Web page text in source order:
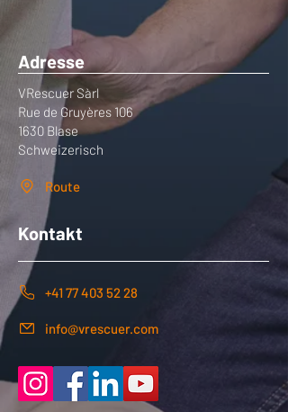
Adresse
VRescuer Sàrl
Rue de Gruyères 106
1630 Blase
Schweizerisch
Route
Kontakt
+41 77 403 52 28
info@vrescuer.com